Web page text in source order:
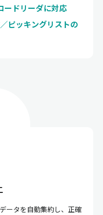
ードリーダに対応
ピッキングリストの
ータを自動集約し、正確